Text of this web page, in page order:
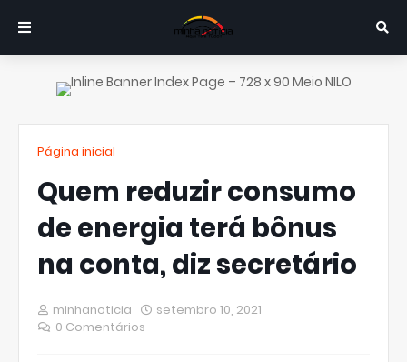
Página inicial
Quem reduzir consumo
de energia terá bônus
na conta, diz secretário
minhanoticia
setembro 10, 2021
0 Comentários